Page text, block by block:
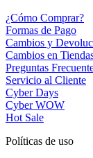
¿Cómo Comprar?
Formas de Pago
Cambios y
Cambios en
Preguntas
Servicio al Cliente
Cyber Days
Cyber WOW
Hot Sale
Políticas de uso